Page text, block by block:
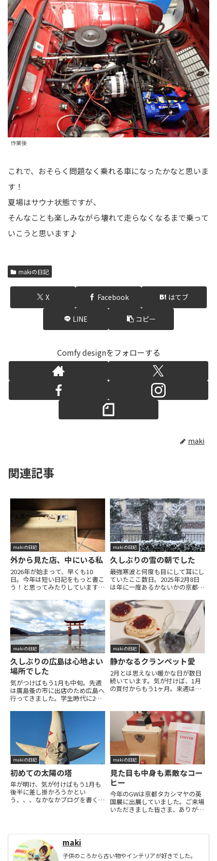
作業後
これで、おそらく問題なく乗れる車になったかなと思いま
す！
夏場はサウナ状態ですが、
そんなことも楽しみながら壊れて走らなくなるまで乗って
いこうと思います♪
makiの日記
X Facebook はてブ
LINE コピー
Comfy designをフォローする
maki
関連記事
makiの日記
外から見た店、中にいる私
2026年が始まって、早くも10
日。今年は短い日記をもっと書こ
う！と思ってみたりしています。
には夏にはない陽射しが差し込み
ます。ガラス面が大きいため、日
向ぼっこエリアができるのはとて
も嬉しい反面、デスクに向か
っ...READ MORE
makiの日記
久しぶりの雪の朝でした
最強寒波と何度も目にして耳にし
ていたここ数日。2025年2月8日
は年に一度あるかないかの京都市
起きてすぐに外を確認しに出たと
ころ、辺り一面が雪景色でした。
朝の8時半。その時、外に出て雪
の様子を見ていたのは近所
の...READ MORE
makiの日記
久しぶりの広島は心地よい
場所でした
気がつけばもう1月も中旬。先週
は廣島蚤の市に出店のため広島へ
行ってきました。学生時代に2年
ントは週末だったのですが、木曜
日の夕方から広島入りして学生時
代の友人と友人の上司に会うこと
が出来て、すでにいろんな意味
で...READ MORE
makiの日記
静かなるクランペット愛
2月とは思えない暖かな日が数日
続いています。気が付けば、1月
の買付からもう1ヶ月。来週は英
った際、新宿の小田急百貨店で開
催中だった英国展に立ち寄りまし
た。そのとき会場でクランペッ
ト...READ MORE
makiの日記
初めての太陽の塔
年が明け、気が付けばもう1月も
後半に差し掛かろうかとい
う、、、なかなかブログを書くの
っております！先日、初めて太陽
の塔を見...READ MORE
makiの日記
見た目も中身も素敵なコー
ヒー
今年のGWは京都タカシマヤの英
国展に出展していました。ご来場
いただきました皆さま、ありがと
てくださるお客さまと違う場所で
い...READ MORE
maki
子供のころから古い物やインテリアが好きでした。